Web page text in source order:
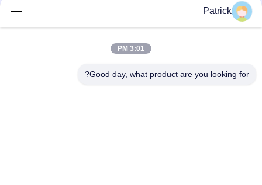
Patrick
3:01 PM
Good day, what product are you looking for?